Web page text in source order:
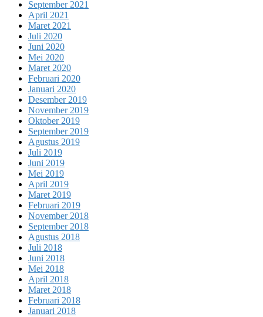
September 2021
April 2021
Maret 2021
Juli 2020
Juni 2020
Mei 2020
Maret 2020
Februari 2020
Januari 2020
Desember 2019
November 2019
Oktober 2019
September 2019
Agustus 2019
Juli 2019
Juni 2019
Mei 2019
April 2019
Maret 2019
Februari 2019
November 2018
September 2018
Agustus 2018
Juli 2018
Juni 2018
Mei 2018
April 2018
Maret 2018
Februari 2018
Januari 2018